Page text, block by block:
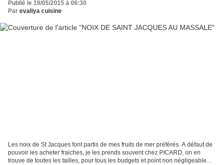
Publié le 19/05/2015 à 06:30
Par evaliya cuisine
Les noix de St Jacques font partis de mes fruits de mer préférés. A défaut de
pouvoir les acheter fraiches, je les prends souvent chez PICARD, on en
trouve de toutes les tailles, pour tous les budgets et point non négligeable